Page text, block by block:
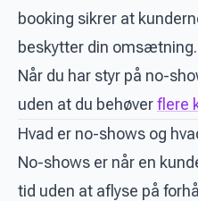
booking sikrer at
beskytter din omsætning.
Når du har styr på no-
uden at du behøverflere
Hvad er no-shows og
No-shows er når en
tid uden at aflyse på